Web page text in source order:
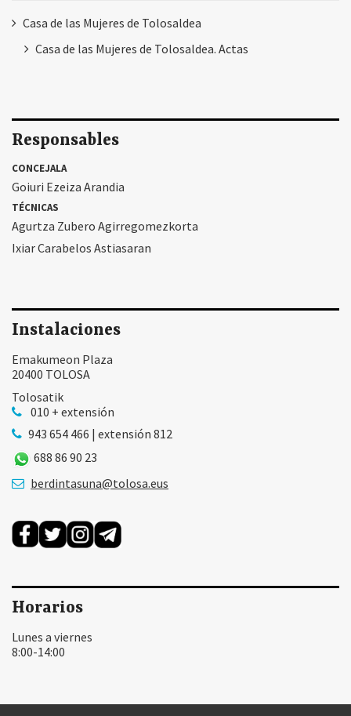
Casa de las Mujeres de Tolosaldea
Casa de las Mujeres de Tolosaldea. Actas
Responsables
CONCEJALA
Goiuri Ezeiza Arandia
TÉCNICAS
Agurtza Zubero Agirregomezkorta
Ixiar Carabelos Astiasaran
Instalaciones
Emakumeon Plaza
20400 TOLOSA
Tolosatik
010 + extensión
943 654 466 | extensión 812
688 86 90 23
berdintasuna@tolosa.eus
Horarios
Lunes a viernes
8:00-14:00